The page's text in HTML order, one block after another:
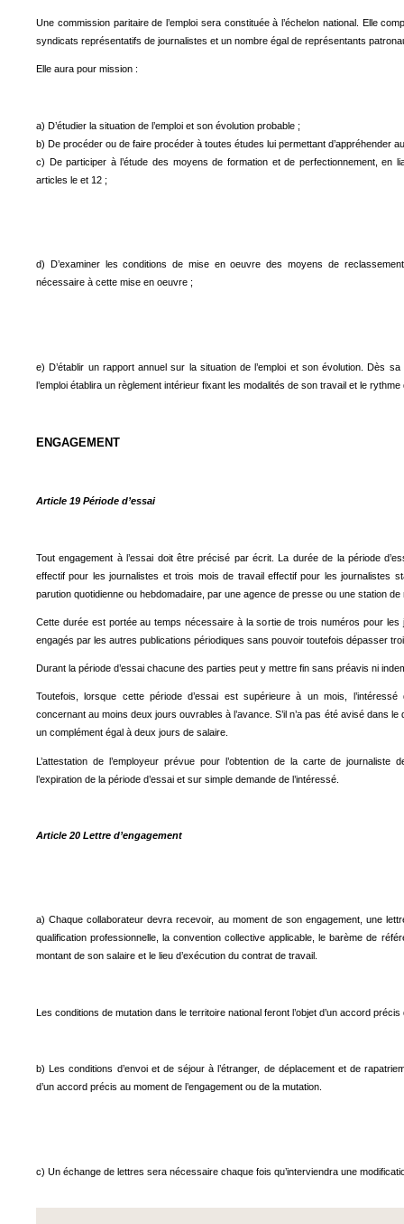
Une commission paritaire de l’emploi sera constituée à l’échelon national. Elle
syndicats représentatifs de journalistes et un nombre égal de représentants
Elle aura pour mission :
a) D’étudier la situation de l’emploi et son évolution probable ;
b) De procéder ou de faire procéder à toutes études lui permettant d’appréhender
c) De participer à l’étude des moyens de formation et de perfectionnement, en
articles le et 12 ;
d) D’examiner les conditions de mise en oeuvre des moyens de
nécessaire à cette mise en oeuvre ;
e) D’établir un rapport annuel sur la situation de l’emploi et son évolution. Dès
l’emploi établira un règlement intérieur fixant les modalités de son travail et le
ENGAGEMENT
Article 19 Période d’essai
Tout engagement à l’essai doit être précisé par écrit. La durée de la période
effectif pour les journalistes et trois mois de travail effectif pour les journalistes
parution quotidienne ou hebdomadaire, par une agence de presse ou une station de
Cette durée est portée au temps nécessaire à la sortie de trois numéros pour les
engagés par les autres publications périodiques sans pouvoir toutefois dépasser
Durant la période d’essai chacune des parties peut y mettre fin sans préavis ni
Toutefois, lorsque cette période d’essai est supérieure à un mois,
concernant au moins deux jours ouvrables à l’avance. S’il n’a pas été avisé dans
un complément égal à deux jours de salaire.
L’attestation de l’employeur prévue pour l’obtention de la carte de journaliste
l’expiration de la période d’essai et sur simple demande de l’intéressé.
Article 20 Lettre d’engagement
a) Chaque collaborateur devra recevoir, au moment de son engagement, une
qualification professionnelle, la convention collective applicable, le barème de
montant de son salaire et le lieu d’exécution du contrat de travail.
Les conditions de mutation dans le territoire national feront l’objet d’un accord précis
b) Les conditions d’envoi et de séjour à l’étranger, de déplacement et de
d’un accord précis au moment de l’engagement ou de la mutation.
c) Un échange de lettres sera nécessaire chaque fois qu’interviendra une